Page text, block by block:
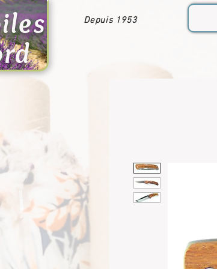
Depuis 1953